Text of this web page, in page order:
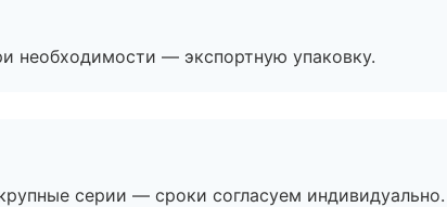
необходимости — экспортную упаковку.
серии — сроки согласуем индивидуально.